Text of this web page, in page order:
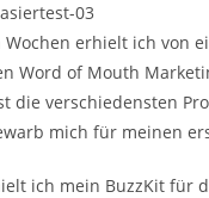
Wochen erhielt ich von
Word of Mouth
die verschiedensten
mich für meinen
ich mein BuzzKit für